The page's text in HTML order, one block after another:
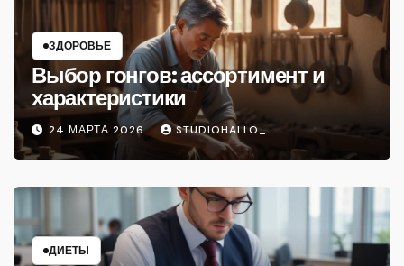
ЗДОРОВЬЕ
Выбор гонгов: ассортимент и
характеристики
24 МАРТА 2026 STUDIOHALLO_
ДИЕТЫ